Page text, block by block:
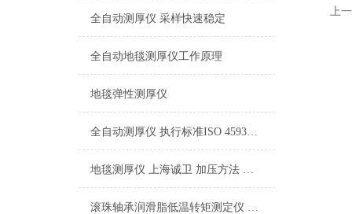
全自动测厚仪 采样快速稳定
全自动地毯测厚仪工作原理
地毯弹性测厚仪
全自动测厚仪 执行标准ISO 4593、ISO 534 上海诚卫
地毯测厚仪 上海诚卫 加压方法 专用砝码
滚珠轴承润滑脂低温转矩测定仪 性能稳定
上